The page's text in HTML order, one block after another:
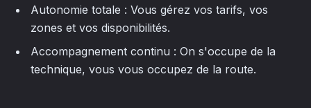
Autonomie totale : Vous gérez vos tarifs, vos
zones et vos disponibilités.
Accompagnement continu : On s'occupe de la
technique, vous vous occupez de la route.